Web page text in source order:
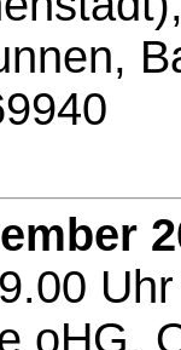
oHG,